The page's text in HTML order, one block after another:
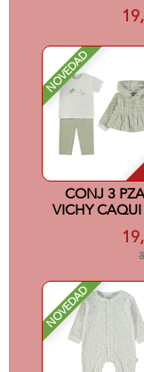
NOVEDAD
CONJ 3
VICHY
NOVEDAD